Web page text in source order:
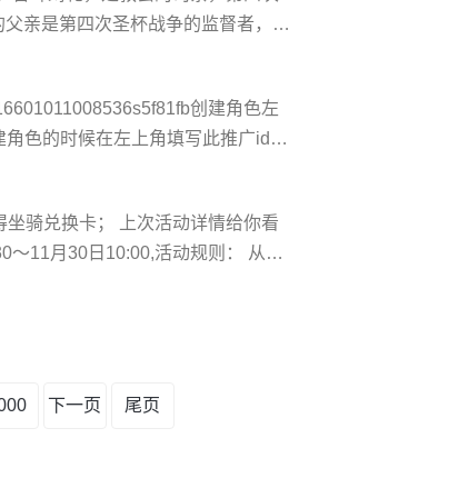
亲是第四次圣杯战争的监督者，魔
到圣杯流出黑泥浸泡后魔力全满，
创建角色左
色的时候在左上角填写此推广id上
礼：超可爱蚕宝宝召唤兽免费认
骑兑换卡； 上次活动详情给你看
～11月30日10:00,活动规则： 从11
次抢购活动每种限购1个，即每次*
下一页 尾页